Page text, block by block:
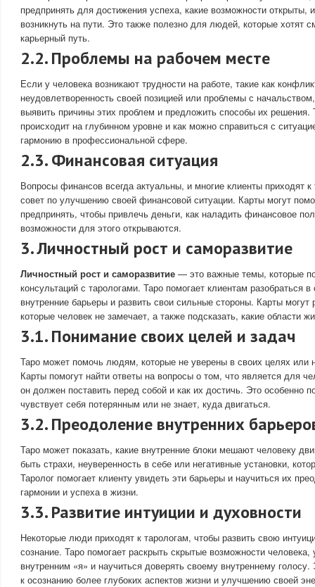
предпринять для достижения успеха, какие возможности открыты,
возникнуть на пути. Это также полезно для людей, которые хотят
карьерный путь.
2.2. Проблемы на рабочем месте
Если у человека возникают трудности на работе, такие как
неудовлетворенность своей позицией или проблемы с
выявить причины этих проблем и предложить способы их решения.
происходит на глубинном уровне и как можно справиться с
гармонию в профессиональной сфере.
2.3. Финансовая ситуация
Вопросы финансов всегда актуальны, и многие клиенты приходят
совет по улучшению своей финансовой ситуации. Карты могут
предпринять, чтобы привлечь деньги, как наладить финансовое
возможности для этого открываются.
3. Личностный рост и саморазвитие
Личностный рост и саморазвитие — это важные темы, которые
консультаций с тарологами. Таро помогает клиентам разобраться
внутренние барьеры и развить свои сильные стороны. Карты
которые человек не замечает, а также подсказать, какие области
3.1. Понимание своих целей и задач
Таро может помочь людям, которые не уверены в своих целях или
Карты помогут найти ответы на вопросы о том, что является для
он должен поставить перед собой и как их достичь. Это особенно
чувствует себя потерянным или не знает, куда двигаться.
3.2. Преодоление внутренних
Таро может показать, какие внутренние блоки мешают человеку
быть страхи, неуверенность в себе или негативные установки,
Таролог помогает клиенту увидеть эти барьеры и научиться их
гармонии и успеха в жизни.
3.3. Развитие интуиции и духовности
Некоторые люди приходят к тарологам, чтобы развить свою
сознание. Таро помогает раскрыть скрытые возможности человека,
внутренним «я» и научиться доверять своему внутреннему
к осознанию более глубоких аспектов жизни и улучшению своей